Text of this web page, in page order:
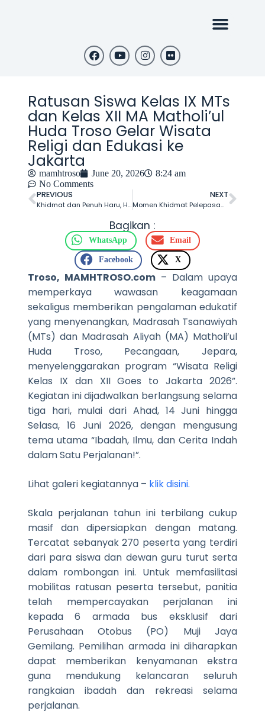
Ratusan Siswa Kelas IX MTs
dan Kelas XII MA Matholi’ul
Huda Troso Gelar Wisata
Religi dan Edukasi ke
Jakarta
mamhtroso June 20, 2026
8:24 am
No Comments
PREVIOUS
Khidmat dan Penuh Haru, Haflah Al Ikhtitam Angkatan Ketiga Pondok Pesantren Matholi’ul Huda Troso Tahun 2026 Sukses Digelar
NEXT
Momen Khidmat Pelepasan Alumni MA Matholi’ul Huda Troso HARSAVA GENERATION 26 : Mengantar Generasi Unggul Menyambut Masa Depan
Bagikan :
WhatsApp Email
Facebook X
Troso, MAMHTROSO.com– Dalam upaya
memperkaya wawasan keagamaan
sekaligus memberikan pengalaman edukatif
yang menyenangkan, Madrasah Tsanawiyah
(MTs) dan Madrasah Aliyah (MA) Matholi’ul
Huda Troso, Pecangaan, Jepara,
menyelenggarakan program “Wisata Religi
Kelas IX dan XII Goes to Jakarta 2026”.
Kegiatan ini dijadwalkan berlangsung selama
tiga hari, mulai dari Ahad, 14 Juni hingga
Selasa, 16 Juni 2026, dengan mengusung
tema utama “Ibadah, Ilmu, dan Cerita Indah
dalam Satu Perjalanan!”.
Lihat galeri kegiatannya – klik disini.
Skala perjalanan tahun ini terbilang cukup
masif dan dipersiapkan dengan matang.
Tercatat sebanyak 270 peserta yang terdiri
dari para siswa dan dewan guru turut serta
dalam rombongan ini. Untuk memfasilitasi
mobilitas ratusan peserta tersebut, panitia
telah mempercayakan perjalanan ini
kepada 6 armada bus eksklusif dari
Perusahaan Otobus (PO) Muji Jaya
Gemilang. Pemilihan armada ini diharapkan
dapat memberikan kenyamanan ekstra
guna mendukung kelancaran seluruh
rangkaian ibadah dan rekreasi selama
perjalanan.